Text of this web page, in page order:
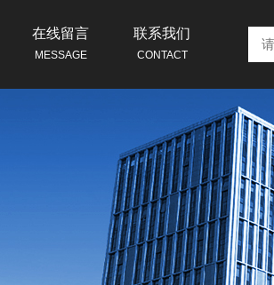
在线留言
MESSAGE
联系我们
CONTACT